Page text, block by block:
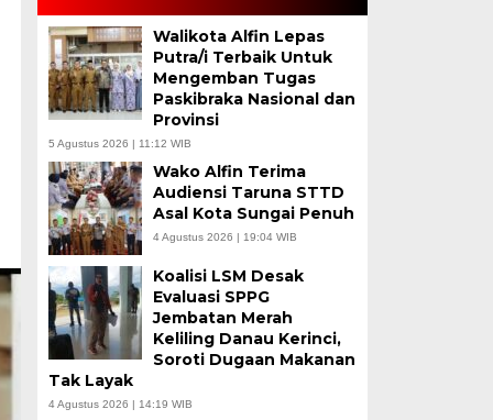
Walikota Alfin Lepas
Putra/i Terbaik Untuk
Mengemban Tugas
Paskibraka Nasional dan
Provinsi
5 Agustus 2026 | 11:12 WIB
Wako Alfin Terima
Audiensi Taruna STTD
Asal Kota Sungai Penuh
4 Agustus 2026 | 19:04 WIB
Koalisi LSM Desak
Evaluasi SPPG
Jembatan Merah
Keliling Danau Kerinci,
Soroti Dugaan Makanan
Tak Layak
4 Agustus 2026 | 14:19 WIB